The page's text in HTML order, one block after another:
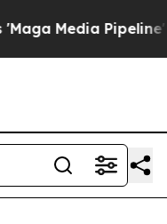
Pipeline'